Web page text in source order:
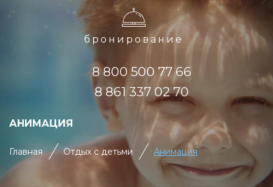
бронирование
8 800 500 77 66
8 861 337 02 70
АНИМАЦИЯ
Главная Отдых с детьми Анимация